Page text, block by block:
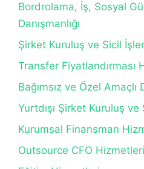
Bordrolama, İş, Sosyal
Danışmanlığı
Şirket Kuruluş ve Sicil
Transfer Fiyatlandırması
Bağımsız ve Özel
Yurtdışı Şirket Kuruluş
Kurumsal Finansman
Outsource CFO Hizmetleri